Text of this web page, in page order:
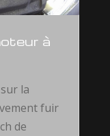
à
la
fuir
de